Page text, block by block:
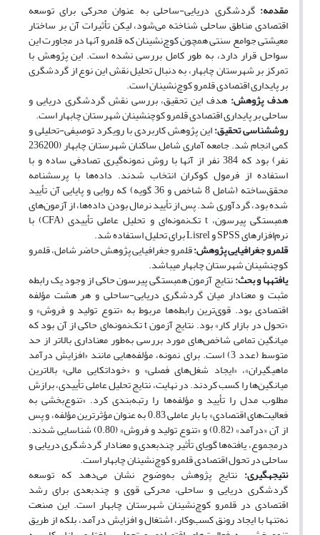
مقدمه: گردشگری دریایی-ساحلی به عنوان محرکی برای توسعه
اقتصادی مناطق ساحلی شناخته می‌شود، لیکن تأثیرات آن بر ساختار
معیشتی جوامع سنتی همچون کوچ‌نشینان که قلمرو آنها در مجاورت این
سواحل قرار دارد، به طور کامل بررسی نشده است. این پژوهش با
تمرکز بر شهرستان چابهار، به دنبال تحلیل نقش این نوع از گردشگری
بر پایداری اقتصادی قلمرو کوچ‌نشینان است.
هدف پژوهش: هدف این تحقیق،بررسی نقش گردشگری دریایی و
ساحلی بر پایداری اقتصادی قلمرو کوچ­نشینان شهرستان چابهاراست.
روش­شناسی تحقیق:این پژوهش کاربردی با رویکرد توصیفی-تحلیلی و
کمی انجام شد. جامعه آماری شامل ساکنان شهرستان چابهار (236200
نفر) بود که 384 نفر از آنها با روش نمونه‌گیری تصادفی ساده و با
استفاده از فرمول کوکران انتخاب شدند. داده‌ها با پرسشنامه
محقق‌ساخته (شامل 8 شاخص و 36 گویه) که روایی و پایایی آن تأیید
شده بود، گردآوری شد. پس از تأیید نرمال بودن داده‌ها، از آزمون‌های
همبستگی پیرسون،t تک‌نمونه‌ای و تحلیل عاملی تأییدی (CFA) با
نرم‌افزارهایSPSSوLisrelبرای تحلیل استفاده شد.
قلمرو جغرافیایی پژوهش:قلمرو جغرافیایی پژوهش حاضر شامل، قلمرو
کوچ­نشینان شهرستان چابهار می­باشد.
یافته­ها و بحث:نتایج آزمون همبستگی پیرسون حاکی از وجود یک رابطه
مثبت و معنادار میان گردشگری دریایی-ساحلی و هر هشت مؤلفه
اقتصادی بود. قوی‌ترین رابطه‌ها مربوط به «تنوع تولید و فروش» و
«تحول در بازار کار» بود. نتایج آزمونtتک‌نمونه‌ای حاکی از آن بود که
میانگین تمامی شاخص‌های مورد بررسی به‌طور معناداری بالاتر از حد
متوسط (عدد 3) است. برای نمونه، مؤلفه‌هایی مانند «افزایش درآمد
ماهیگیران»، «ایجاد شغل‌های فصلی» و «خوداتکایی مالی» بالاترین
میانگین‌ها را کسب کردند. در نهایت، نتایج تحلیل عاملی تأییدی، برازش
مطلوب مدل را تأیید و مؤلفه‌ها را رتبه‌بندی کرد. «تنوع‌بخشی به
فعالیت‌های اقتصادی» با بار عاملی 0.83 به عنوان مؤثرترین مؤلفه، و پس
از آن «درآمد» (0.82) و «تنوع تولید و فروش» (0.80) شناسایی شدند.
درمجموع، یافته‌ها گویای تأثیر چندبعدی و معنادار گردشگری دریایی و
ساحلی در تحول اقتصادی قلمرو کوچ‌نشینان چابهار است.
نتیجه­گیری: نتایج پژوهش به‌وضوح نشان می‌دهد که توسعه
گردشگری دریایی و ساحلی، محرکی قوی و چندبعدی برای رشد
اقتصادی در قلمرو کوچ‌نشینان شهرستان چابهار است. این صنعت
نه‌تنها با ایجاد رونق کسب‌وکار، اشتغال و افزایش درآمد، بلکه از طریق